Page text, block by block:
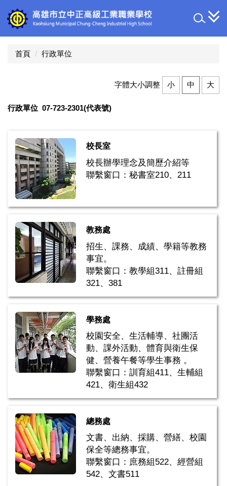
到
主
首頁 行政單位
字體大小調整 小 中 大
行政單位 07-723-2301(代表號)
校長室
校長辦學理念及簡歷介紹等
聯繫窗口：秘書室210、211
教務處
招生、課務、成績、學籍等教務
事宜。
聯繫窗口：教學組311、註冊組
321、381
學務處
校園安全、生活輔導、社團活
動、課外活動、體育與衛生保
健、營養午餐等學生事務 。
聯繫窗口：訓育組411、生輔組
421、衛生組432
總務處
文書、出納、採購、營繕、校園
保全等總務事宜。
聯繫窗口：庶務組522、經營組
542、文書511